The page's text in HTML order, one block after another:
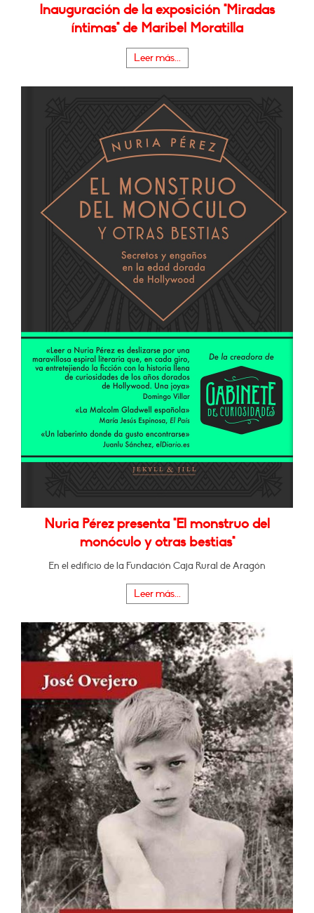
Inauguración de la exposición "Miradas
íntimas" de Maribel Moratilla
Leer más...
Nuria Pérez presenta "El monstruo del
monóculo y otras bestias"
En el edificio de la Fundación Caja Rural de Aragón
Leer más...